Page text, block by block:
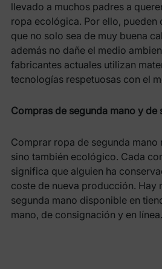
llevado a muchos padres a
ropa ecológica. Por ello,
que no solo sea de muy buena
además no dañe el medio
fabricantes actuales utilizan
tecnologías respetuosas con el
Compras de segunda mano y de
Comprar ropa de segunda mano
sino también ecológico. Cada
significa que alguien ha
coste de nueva producción. Hay
segunda mano disponible en
mano, de consignación y en línea.